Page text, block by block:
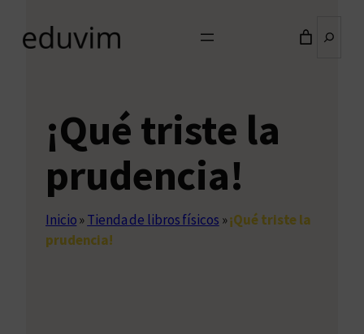
¡Qué triste la
prudencia!
Inicio»Tienda de libros físicos »¡Qué triste la
prudencia!